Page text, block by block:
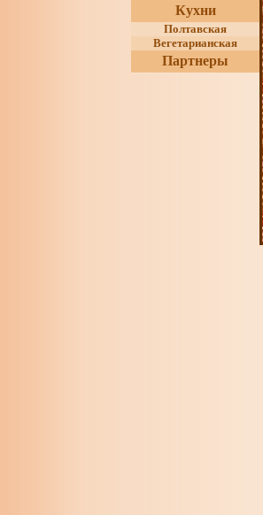
Кухни
Полтавская
Вегетарианская
Партнеры